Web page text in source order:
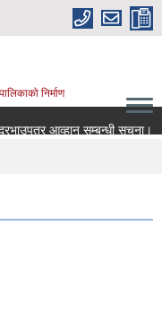
निर्माण
आव्हान सम्बन्धी सूचना।